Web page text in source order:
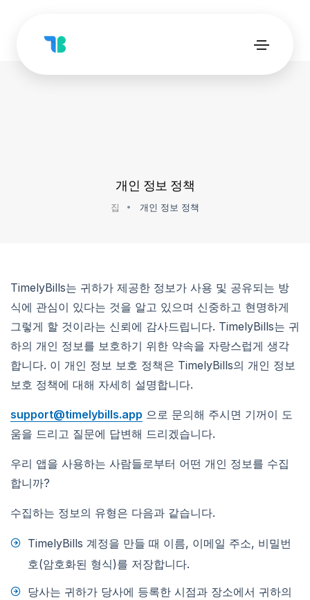
개인 정보 정책
집 개인 정보 정책
TimelyBills는 귀하가 제공한 정보가 사용 및 공유되는 방
식에 관심이 있다는 것을 알고 있으며 신중하고 현명하게
그렇게 할 것이라는 신뢰에 감사드립니다. TimelyBills는 귀
하의 개인 정보를 보호하기 위한 약속을 자랑스럽게 생각
합니다. 이 개인 정보 보호 정책은 TimelyBills의 개인 정보
보호 정책에 대해 자세히 설명합니다.
support@timelybills.app 으로 문의해 주시면 기꺼이 도
움을 드리고 질문에 답변해 드리겠습니다.
우리 앱을 사용하는 사람들로부터 어떤 개인 정보를 수집
합니까?
수집하는 정보의 유형은 다음과 같습니다.
TimelyBills 계정을 만들 때 이름, 이메일 주소, 비밀번
호(암호화된 형식)를 저장합니다.
당사는 귀하가 당사에 등록한 시점과 장소에서 귀하의